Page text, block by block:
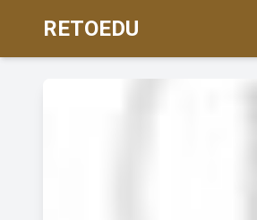
RETOEDU